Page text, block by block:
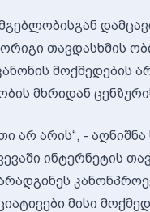
დამცავი
თავდასხმის
მოქმედების
მხრიდან
არ არის“, -
ინტერნეტის
მისი